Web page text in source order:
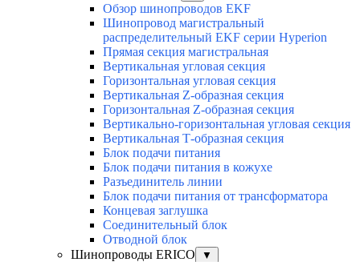
Обзор шинопроводов EKF
Шинопровод магистральный
распределительный EKF серии Hyperion
Прямая секция магистральная
Вертикальная угловая секция
Горизонтальная угловая секция
Вертикальная Z-образная секция
Горизонтальная Z-образная секция
Вертикально-горизонтальная угловая секция
Вертикальная Т-образная секция
Блок подачи питания
Блок подачи питания в кожухе
Разъединитель линии
Блок подачи питания от трансформатора
Концевая заглушка
Соединительный блок
Отводной блок
Шинопроводы ERICO
▼